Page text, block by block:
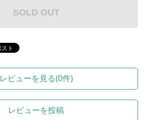
SOLD OUT
レビューを見る(0件)
レビューを投稿